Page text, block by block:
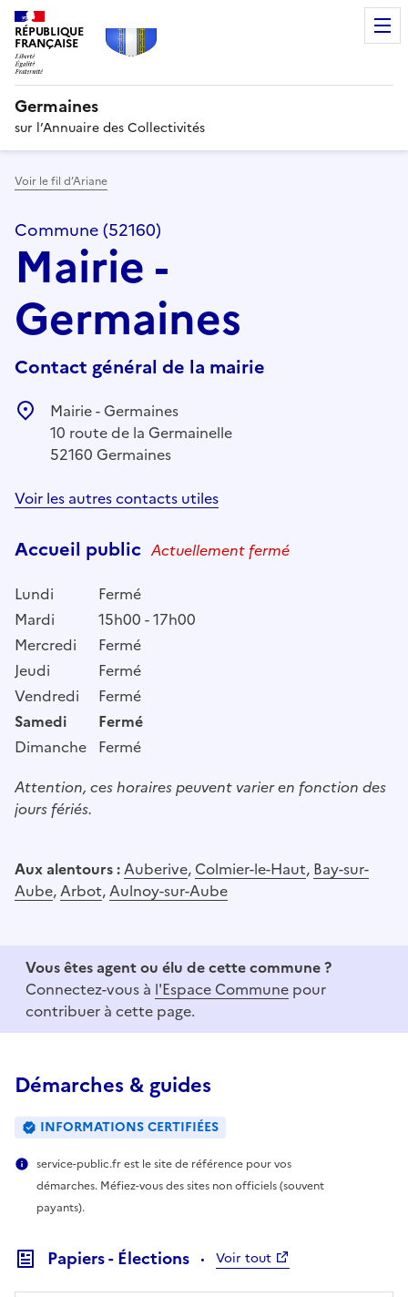
RÉPUBLIQUE
FRANÇAISE
Germaines
sur l’Annuaire des Collectivités
Voir le fil d’Ariane
Commune (52160)
Mairie -
Germaines
Contact général de la mairie
Mairie - Germaines
10 route de la Germainelle
52160 Germaines
Voir les autres contacts utiles
Accueil public Actuellement fermé
Lundi
Fermé
Mardi
15h00 - 17h00
Mercredi
Fermé
Jeudi
Fermé
Vendredi
Fermé
Samedi
Fermé
Dimanche Fermé
Attention, ces horaires peuvent varier en fonction des
jours fériés.
Aux alentours :Auberive, Colmier-le-Haut, Bay-sur-
Aube,Arbot,Aulnoy-sur-Aube
Vous êtes agent ou élu de cette commune ?
Connectez-vous à l'Espace Commune pour
contribuer à cette page.
Démarches & guides
INFORMATIONS CERTIFIÉES
service-public.fr est le site de référence pour vos
démarches. Méfiez-vous des sites non officiels (souvent
payants).
Papiers - Élections Voir tout